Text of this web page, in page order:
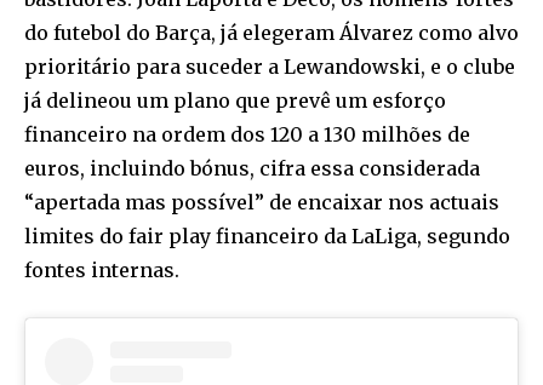
do futebol do Barça, já elegeram Álvarez como alvo
prioritário para suceder a Lewandowski, e o clube
já delineou um plano que prevê um esforço
financeiro na ordem dos 120 a 130 milhões de
euros, incluindo bónus, cifra essa considerada
“apertada mas possível” de encaixar nos actuais
limites do fair play financeiro da LaLiga, segundo
fontes internas.